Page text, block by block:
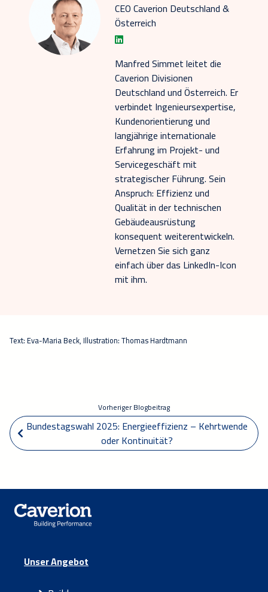
CEO Caverion Deutschland &
Österreich
Manfred Simmet leitet die
Caverion Divisionen
Deutschland und Österreich. Er
verbindet Ingenieursexpertise,
Kundenorientierung und
langjährige internationale
Erfahrung im Projekt- und
Servicegeschäft mit
strategischer Führung. Sein
Anspruch: Effizienz und
Qualität in der technischen
Gebäudeausrüstung
konsequent weiterentwickeln.
Vernetzen Sie sich ganz
einfach über das LinkedIn-Icon
mit ihm.
Text: Eva-Maria Beck, Illustration: Thomas Hardtmann
Vorheriger Blogbeitrag
oder Kontinuität?
Unser Angebot